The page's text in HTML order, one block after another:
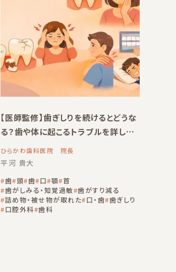
【医師監修】歯ぎしりを続けるとどうな
る？歯や体に起こるトラブルを詳しく
紹介
ひらかわ歯科医院 院長
平河 貴大
歯 頭 歯 口 顎 首
歯がしみる・知覚過敏 歯がすり減る
詰め物・被せ物が取れた 口・歯 歯ぎしり
口腔外科 歯科